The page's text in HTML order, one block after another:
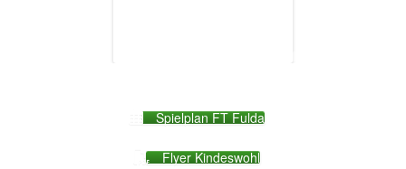
Spielplan FT Fulda
Flyer Kindeswohl